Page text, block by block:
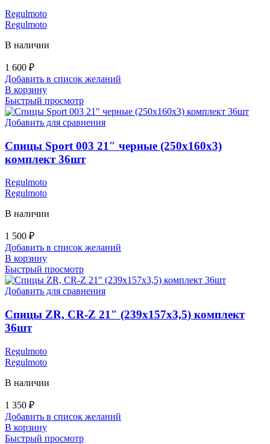
Regulmoto
Regulmoto
В наличии
1 600 ₽
Добавить в список желаний
В корзину
Быстрый просмотр
Добавить для сравнения
Спицы Sport 003 21″ черные (250х160х3)
комплект 36шт
Regulmoto
Regulmoto
В наличии
1 500 ₽
Добавить в список желаний
В корзину
Быстрый просмотр
Добавить для сравнения
Спицы ZR, CR-Z 21″ (239х157х3,5) комплект
36шт
Regulmoto
Regulmoto
В наличии
1 350 ₽
Добавить в список желаний
В корзину
Быстрый просмотр